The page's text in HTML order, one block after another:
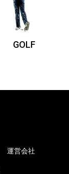
GOLF
運営会社